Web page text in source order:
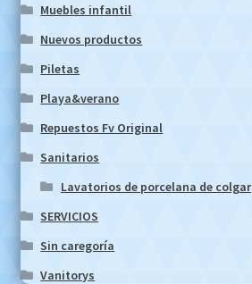
Muebles infantil
Nuevos productos
Piletas
Playa&verano
Repuestos Fv Original
Sanitarios
Lavatorios de porcelana de colgar
SERVICIOS
Sin caregoría
Vanitorys